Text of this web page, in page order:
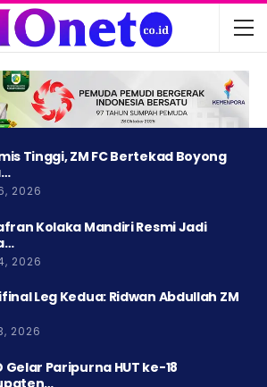
Tinggi, ZM FC Bertekad Boyong
2026
Kolaka Mandiri Resmi Jadi
2026
Leg Kedua: Ridwan Abdullah ZM
2026
Gelar Paripurna HUT ke-18